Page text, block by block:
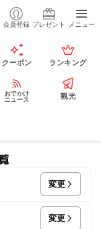
会員登録 プレゼント メニュー
クーポン ランキング
おでかけ
ニュース
観光
変更
変更